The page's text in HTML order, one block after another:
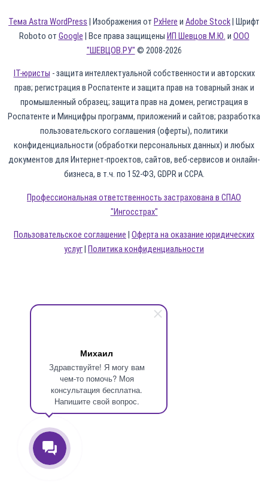
Михаил
Здравствуйте! Я могу вам
чем-то помочь? Моя
консультация бесплатна.
Напишите свой вопрос.
Тема Astra WordPress | Изображения от PxHere и Adobe Stock| Шрифт
Roboto от Google | Все права защищены ИП Шевцов М.Ю. и ООО
"ШЕВЦОВ.РУ" © 2008-2026
IT-юристы - защита интеллектуальной собственности и авторских
прав; регистрация в Роспатенте и защита прав на товарный знак и
промышленный образец; защита прав на домен, регистрация в
Роспатенте и Минцифры программ, приложений и сайтов; разработка
пользовательского соглашения (оферты), политики
конфиденциальности (обработки персональных данных) и любых
документов для Интернет-проектов, сайтов, веб-сервисов и онлайн-
бизнеса, в т.ч. по 152-ФЗ, GDPR и CCPA.
Профессиональная ответственность застрахована в СПАО
"Ингосстрах"
Пользовательское соглашение Оферта на оказание юридических
услуг
Политика конфиденциальности